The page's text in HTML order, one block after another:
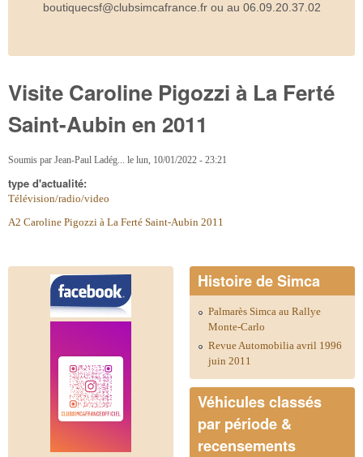
boutiquecsf@clubsimcafrance.fr ou au 06.09.20.37.02
Visite Caroline Pigozzi à La Ferté
Saint-Aubin en 2011
Soumis par Jean-Paul Ladég... le lun, 10/01/2022 - 23:21
type d'actualité:
Télévision/radio/video
A2 Caroline Pigozzi à La Ferté Saint-Aubin 2011
Histoire de Simca
Palmarès Simca au Rallye
Monte-Carlo
Revue Automobilia avril 1996
juin 2011
Véhicules classés
par période &
recensements